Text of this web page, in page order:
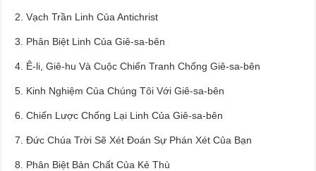
Vạch Trần Linh Của Antichrist
Phân Biệt Linh Của Giê-sa-bên
Ê-li, Giê-hu Và Cuộc Chiến Tranh Chống Giê-sa-bên
Kinh Nghiệm Của Chúng Tôi Với Giê-sa-bên
Chiến Lược Chống Lại Linh Của Giê-sa-bên
Đức Chúa Trời Sẽ Xét Đoán Sự Phán Xét Của Bạn
Phân Biệt Bản Chất Của Kẻ Thù